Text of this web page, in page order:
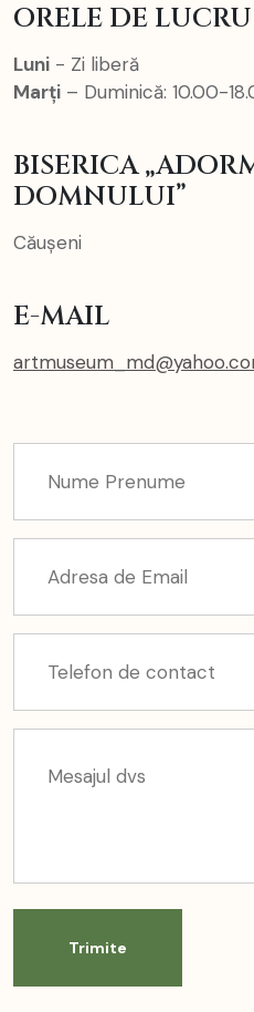
ORELE DE LUCRU
Luni - Zi liberă
Marți – Duminică: 10.00-
BISERICA
DOMNULUI”
Căușeni
E-MAIL